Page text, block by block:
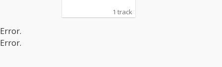
1 track
Error.
Error.